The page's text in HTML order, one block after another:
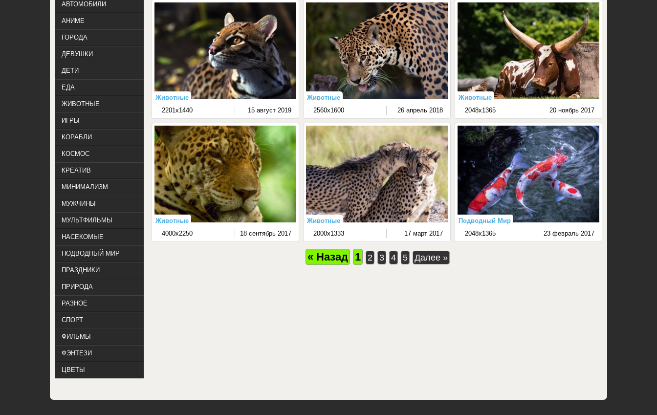
Животные
2201x1440
15 август 2019
Животные
2560x1600
26 апрель 2018
Животные
2048x1365
20 ноябрь 2017
Животные
4000x2250
18 сентябрь 2017
Животные
2000x1333
17 март 2017
Подводный Мир
2048x1365
23 февраль 2017
« Назад 1 2 3 4 5 Далее »
АВТОМОБИЛИ
АНИМЕ
ГОРОДА
ДЕВУШКИ
ДЕТИ
ЕДА
ЖИВОТНЫЕ
ИГРЫ
КОРАБЛИ
КОСМОС
КРЕАТИВ
МИНИМАЛИЗМ
МУЖЧИНЫ
МУЛЬТФИЛЬМЫ
НАСЕКОМЫЕ
ПОДВОДНЫЙ МИР
ПРАЗДНИКИ
ПРИРОДА
РАЗНОЕ
СПОРТ
ФИЛЬМЫ
ФЭНТЕЗИ
ЦВЕТЫ